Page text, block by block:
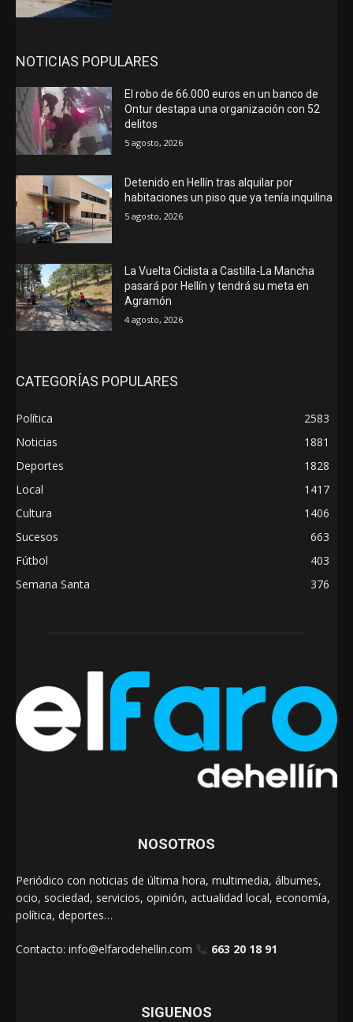
NOTICIAS POPULARES
El robo de 66.000 euros en un banco de
Ontur destapa una organización con 52
delitos
5 agosto, 2026
Detenido en Hellín tras alquilar por
habitaciones un piso que ya tenía inquilina
5 agosto, 2026
La Vuelta Ciclista a Castilla-La Mancha
pasará por Hellín y tendrá su meta en
Agramón
4 agosto, 2026
CATEGORÍAS POPULARES
Política
2583
Noticias
1881
Deportes
1828
Local
1417
Cultura
1406
Sucesos
663
Fútbol
403
Semana Santa
376
NOSOTROS
Periódico con noticias de última hora, multimedia, álbumes,
ocio, sociedad, servicios, opinión, actualidad local, economía,
política, deportes…
Contacto: info@elfarodehellin.com 663 20 18 91
SIGUENOS